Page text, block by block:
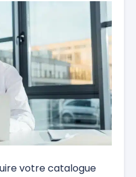
votre catalogue